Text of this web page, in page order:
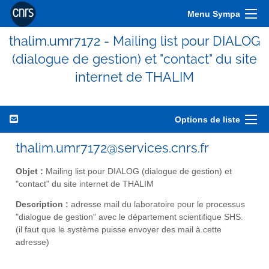
Menu Sympa
thalim.umr7172 - Mailing list pour DIALOG
(dialogue de gestion) et "contact" du site
internet de THALIM
Options de liste
thalim.umr7172@services.cnrs.fr
Objet : Mailing list pour DIALOG (dialogue de gestion) et
"contact" du site internet de THALIM
Description : adresse mail du laboratoire pour le processus
"dialogue de gestion" avec le département scientifique SHS.
(il faut que le système puisse envoyer des mail à cette
adresse)